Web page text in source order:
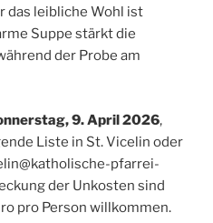
das leibliche Wohl ist
Suppe stärkt die
der Probe am
9. April 2026,
Liste in St. Vicelin oder
pfarrei-
der Unkosten sind
pro Person willkommen.